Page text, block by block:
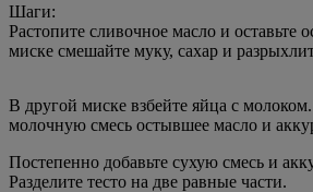
Шаги:
Растопите сливочное масло и оставьте
миске смешайте муку, сахар и
В другой миске взбейте яйца с
молочную смесь остывшее масло и
Постепенно добавьте сухую смесь и
Разделите тесто на две равные части.